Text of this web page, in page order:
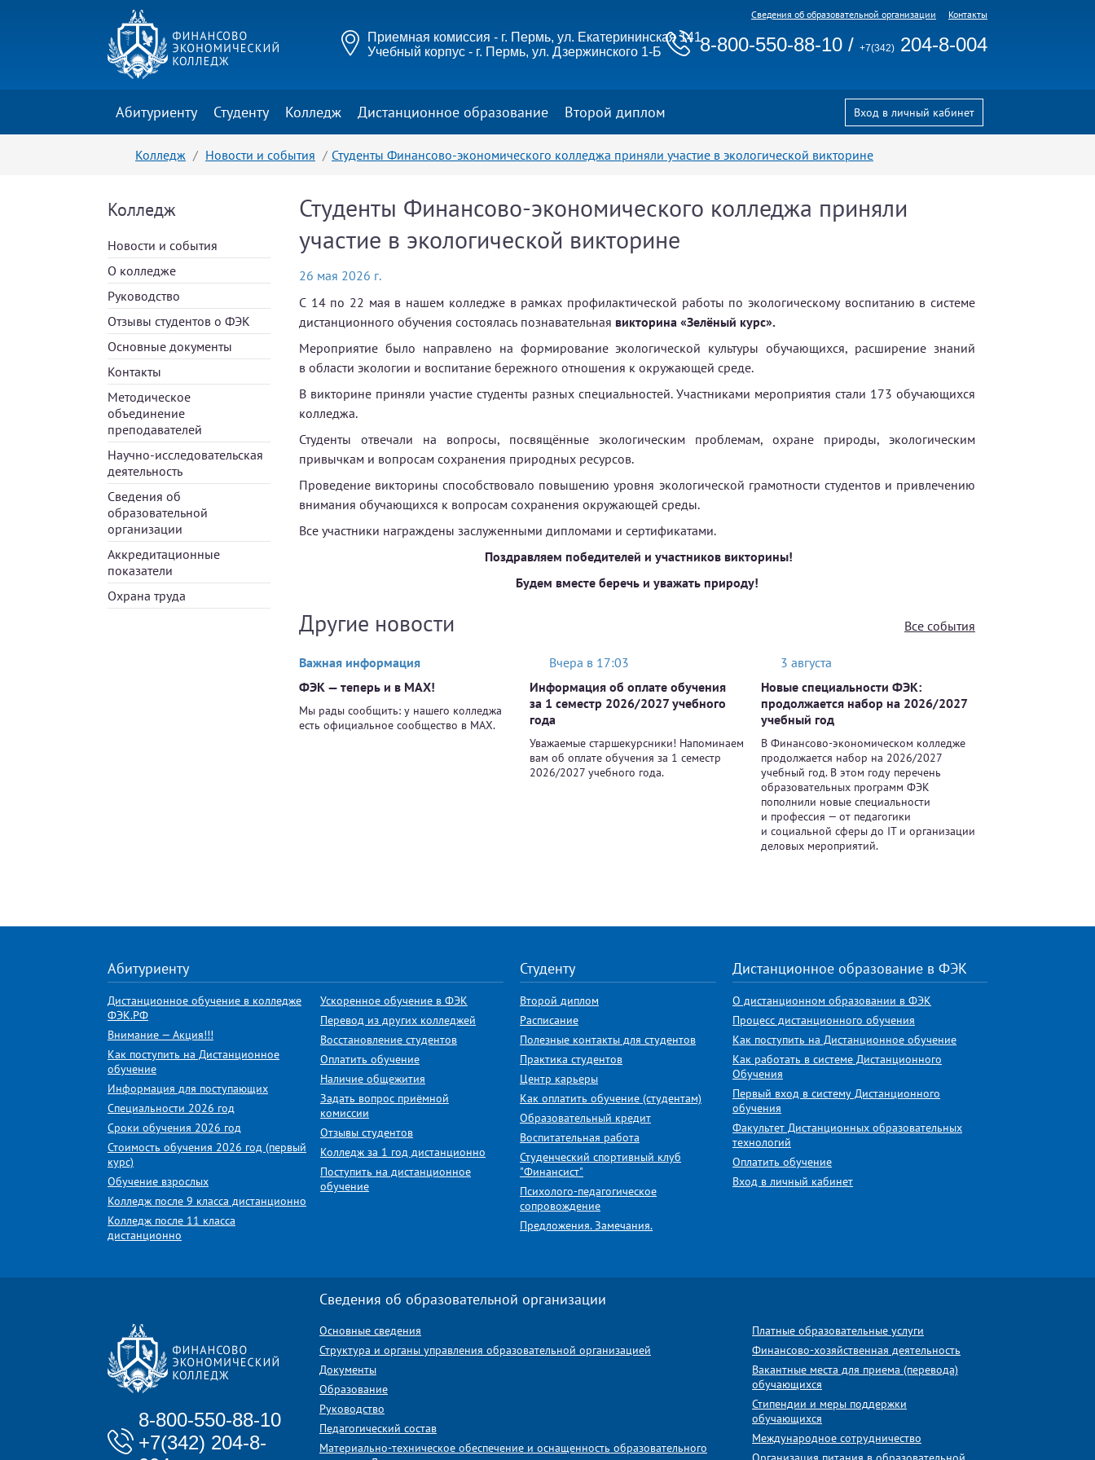
Сведения об образовательной организации Контакты
Приемная комиссия - г. Пермь, ул. Екатерининская 141
Учебный корпус - г. Пермь, ул. Дзержинского 1-Б
8-800-550-88-10 / +7(342) 204-8-004
Вход в личный кабинет
Абитуриенту Студенту Колледж Дистанционное образование Второй диплом
Колледж Новости и события Студенты Финансово-экономического колледжа приняли участие в экологической викторине
Колледж
Новости и события
О колледже
Руководство
Отзывы студентов о ФЭК
Основные документы
Контакты
Методическое
объединение
преподавателей
Научно-исследовательская
деятельность
Сведения об
образовательной
организации
Аккредитационные
показатели
Охрана труда
Студенты Финансово-экономического колледжа приняли
участие в экологической викторине
26 мая 2026 г.
С 14 по 22 мая в нашем колледже в рамках профилактической работы по экологическому воспитанию в системе
дистанционного обучения состоялась познавательная викторина «Зелёный курс».
Мероприятие было направлено на формирование экологической культуры обучающихся, расширение знаний
в области экологии и воспитание бережного отношения к окружающей среде.
В викторине приняли участие студенты разных специальностей. Участниками мероприятия стали 173 обучающихся
колледжа.
Студенты отвечали на вопросы, посвящённые экологическим проблемам, охране природы, экологическим
привычкам и вопросам сохранения природных ресурсов.
Проведение викторины способствовало повышению уровня экологической грамотности студентов и привлечению
внимания обучающихся к вопросам сохранения окружающей среды.
Все участники награждены заслуженными дипломами и сертификатами.
Поздравляем победителей и участников викторины!
Будем вместе беречь и уважать природу!
Другие новости
Важная информация
ФЭК — теперь и в MAX!
Мы рады сообщить: у нашего колледжа
есть официальное сообщество в MAX.
Вчера в 17:03
Информация об оплате обучения
за 1 семестр 2026/2027 учебного
года
Уважаемые старшекурсники! Напоминаем
вам об оплате обучения за 1 семестр
2026/2027 учебного года.
3 августа
Новые специальности ФЭК:
продолжается набор на 2026/2027
учебный год
В Финансово-экономическом колледже
продолжается набор на 2026/2027
учебный год. В этом году перечень
образовательных программ ФЭК
пополнили новые специальности
и профессия — от педагогики
и социальной сферы до IT и организации
деловых мероприятий.
Все события
Абитуриенту
Дистанционное обучение в колледже
ФЭК.РФ
Внимание — Акция!!!
Как поступить на Дистанционное
обучение
Информация для поступающих
Специальности 2026 год
Сроки обучения 2026 год
Стоимость обучения 2026 год (первый
курс)
Обучение взрослых
Колледж после 9 класса дистанционно
Колледж после 11 класса
дистанционно
Ускоренное обучение в ФЭК
Перевод из других колледжей
Восстановление студентов
Оплатить обучение
Наличие общежития
Задать вопрос приёмной
комиссии
Отзывы студентов
Колледж за 1 год дистанционно
Поступить на дистанционное
обучение
Студенту
Второй диплом
Расписание
Полезные контакты для студентов
Практика студентов
Центр карьеры
Как оплатить обучение (студентам)
Образовательный кредит
Воспитательная работа
Студенческий спортивный клуб
"Финансист"
Психолого-педагогическое
сопровождение
Предложения. Замечания.
Дистанционное образование в ФЭК
О дистанционном образовании в ФЭК
Процесс дистанционного обучения
Как поступить на Дистанционное обучение
Как работать в системе Дистанционного
Обучения
Первый вход в систему Дистанционного
обучения
Факультет Дистанционных образовательных
технологий
Оплатить обучение
Вход в личный кабинет
8-800-550-88-10
+7(342) 204-8-
Сведения об образовательной организации
Основные сведения
Структура и органы управления образовательной организацией
Документы
Образование
Руководство
Педагогический состав
Материально-техническое обеспечение и оснащенность образовательного
Платные образовательные услуги
Финансово-хозяйственная деятельность
Вакантные места для приема (перевода)
обучающихся
Стипендии и меры поддержки
обучающихся
Международное сотрудничество